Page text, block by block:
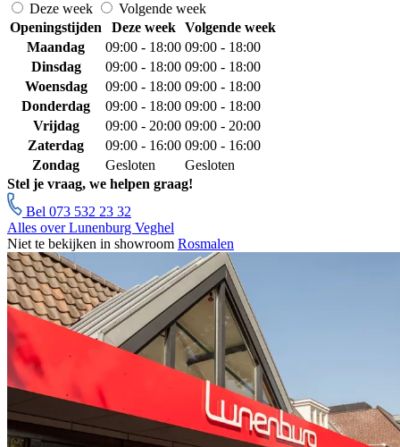
Deze week
Volgende week
Openingstijden
Deze week
Volgende week
Maandag
09:00 - 18:00 09:00 - 18:00
Dinsdag
09:00 - 18:00 09:00 - 18:00
Woensdag
09:00 - 18:00 09:00 - 18:00
Donderdag
09:00 - 18:00 09:00 - 18:00
Vrijdag
09:00 - 20:00 09:00 - 20:00
Zaterdag
09:00 - 16:00 09:00 - 16:00
Zondag
Gesloten
Gesloten
Stel je vraag, we helpen graag!
Bel 073 532 23 32
Alles over Lunenburg Veghel
Niet te bekijken in showroom Rosmalen